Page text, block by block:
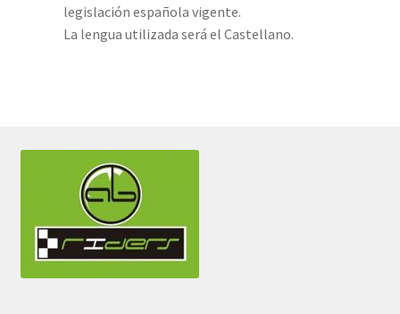
legislación española vigente.
La lengua utilizada será el Castellano.